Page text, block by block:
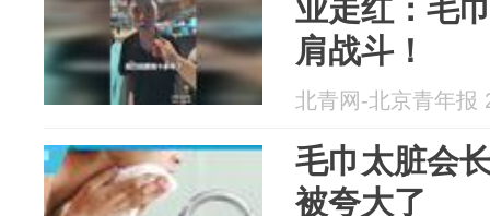
业走红：毛
肩战斗！
北青网-北京青年报
毛巾太脏会
被夸大了